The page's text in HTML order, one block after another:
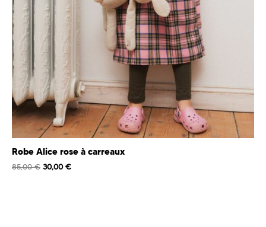
Robe Alice rose à carreaux
85,00€ 30,00€